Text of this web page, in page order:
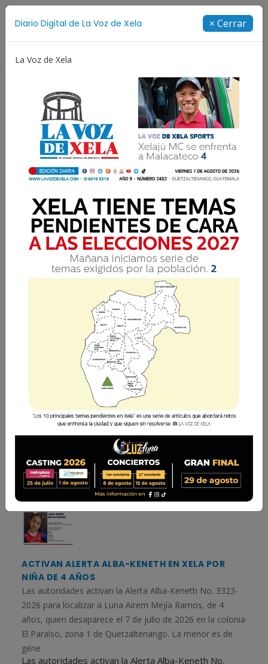
Diario Digital de La Voz de Xela × Cerrar
La Voz de Xela
Resultados para: Desaparecidos
ADOLESCENTE CON ALERTA ALBA-KENETH
RECIBE MEDIDAS DE PROTECCIÓN
Una adolescente de 16 años recibió medidas de
protección luego de que una investigación social
determinara que enfrentaba posibles vulneraciones a sus
derechos dentro de su entorno familiar. El caso fue
atendido por la Sub
Una adolescente de 16 años recibió medidas de
protección luego de que una investigación social
determinara que enfrentaba posibles vulneraciones a
sus derechos dentro de su entorno familiar. El caso
fue atendido por la Sub...
ACTIVAN ALERTA ALBA-KENETH EN XELA POR
NIÑA DE 4 AÑOS
Las autoridades activan la Alerta Alba-Keneth No. 3323-
2026 para localizar a Luna Airem Mejía Ramos, de 4
años, quien desaparece el 7 de julio de 2026 en la colonia
El Paraíso, zona 1 de Quetzaltenango. La menor es de
géne
Las autoridades activan la Alerta Alba-Keneth No.